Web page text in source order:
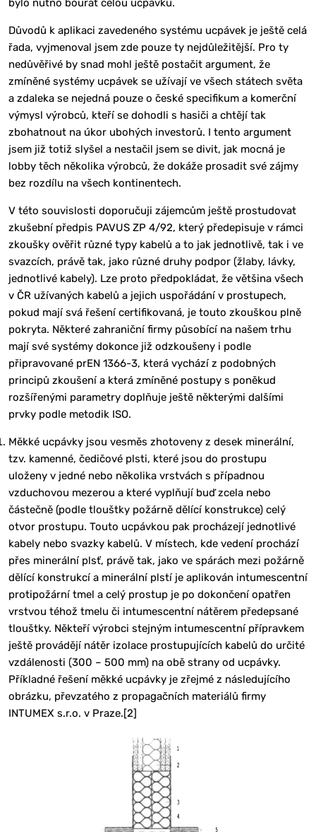
bylo nutno bourat celou ucpávku.
Důvodů k aplikaci zavedeného systému ucpávek je ještě celá
řada, vyjmenoval jsem zde pouze ty nejdůležitější. Pro ty
nedůvěřivé by snad mohl ještě postačit argument, že
zmíněné systémy ucpávek se užívají ve všech státech světa
a zdaleka se nejedná pouze o české specifikum a komerční
výmysl výrobců, kteří se dohodli s hasiči a chtějí tak
zbohatnout na úkor ubohých investorů. I tento argument
jsem již totiž slyšel a nestačil jsem se divit, jak mocná je
lobby těch několika výrobců, že dokáže prosadit své zájmy
bez rozdílu na všech kontinentech.
V této souvislosti doporučuji zájemcům ještě prostudovat
zkušební předpis PAVUS ZP 4/92, který předepisuje v rámci
zkoušky ověřit různé typy kabelů a to jak jednotlivě, tak i ve
svazcích, právě tak, jako různé druhy podpor (žlaby, lávky,
jednotlivé kabely). Lze proto předpokládat, že většina všech
v ČR užívaných kabelů a jejich uspořádání v prostupech,
pokud mají svá řešení certifikovaná, je touto zkouškou plně
pokryta. Některé zahraniční firmy působící na našem trhu
mají své systémy dokonce již odzkoušeny i podle
připravované prEN 1366-3, která vychází z podobných
principů zkoušení a která zmíněné postupy s poněkud
rozšířenými parametry doplňuje ještě některými dalšími
prvky podle metodik ISO.
Měkké ucpávky jsou vesměs zhotoveny z desek minerální,
tzv. kamenné, čedičové plsti, které jsou do prostupu
uloženy v jedné nebo několika vrstvách s případnou
vzduchovou mezerou a které vyplňují buď zcela nebo
částečně (podle tlouštky požárně dělící konstrukce) celý
otvor prostupu. Touto ucpávkou pak procházejí jednotlivé
kabely nebo svazky kabelů. V místech, kde vedení prochází
přes minerální plsť, právě tak, jako ve spárách mezi požárně
dělící konstrukcí a minerální plstí je aplikován intumescentní
protipožární tmel a celý prostup je po dokončení opatřen
vrstvou téhož tmelu či intumescentní nátěrem předepsané
tlouštky. Někteří výrobci stejným intumescentní přípravkem
ještě provádějí nátěr izolace prostupujících kabelů do určité
vzdálenosti (300 – 500 mm) na obě strany od ucpávky.
Příkladné řešení měkké ucpávky je zřejmé z následujícího
obrázku, převzatého z propagačních materiálů firmy
INTUMEX s.r.o. v Praze.[2]